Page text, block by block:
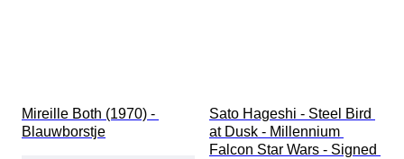
Mireille Both (1970) -
Blauwborstje
Sato Hageshi - Steel Bird
at Dusk - Millennium
Falcon Star Wars - Signed